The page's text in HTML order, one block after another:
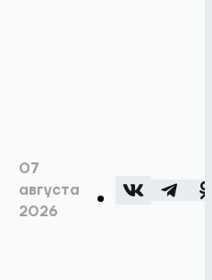
07
августа
2026